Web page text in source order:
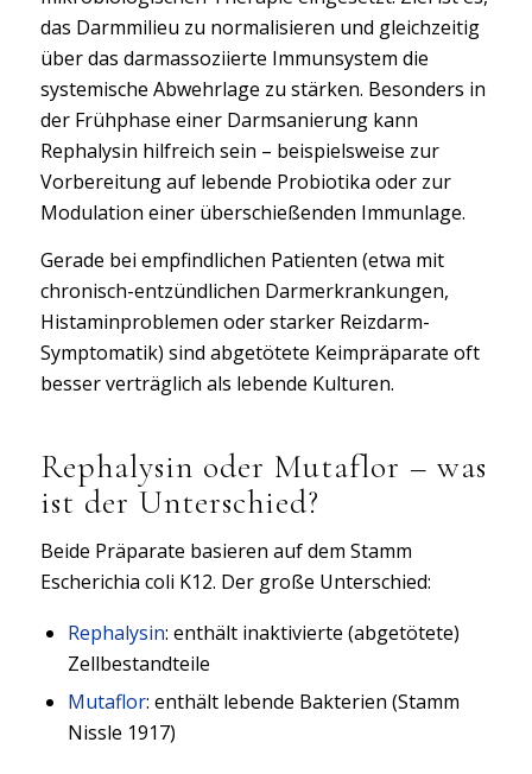
das Darmmilieu zu normalisieren und gleichzeitig
über das darmassoziierte Immunsystem die
systemische Abwehrlage zu stärken. Besonders in
der Frühphase einer Darmsanierung kann
Rephalysin hilfreich sein – beispielsweise zur
Vorbereitung auf lebende Probiotika oder zur
Modulation einer überschießenden Immunlage.
Gerade bei empfindlichen Patienten (etwa mit
chronisch-entzündlichen Darmerkrankungen,
Histaminproblemen oder starker Reizdarm-
Symptomatik) sind abgetötete Keimpräparate oft
besser verträglich als lebende Kulturen.
Rephalysin oder Mutaflor – was
ist der Unterschied?
Beide Präparate basieren auf dem Stamm
Escherichia coli K12. Der große Unterschied:
Rephalysin: enthält inaktivierte (abgetötete)
Zellbestandteile
Mutaflor: enthält lebende Bakterien (Stamm
Nissle 1917)